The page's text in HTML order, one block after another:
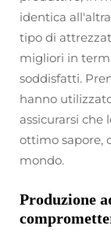
identica
tipo di
migliori in
soddisfatti.
hanno
assicurarsi che
ottimo sapore,
mondo.
Produzione